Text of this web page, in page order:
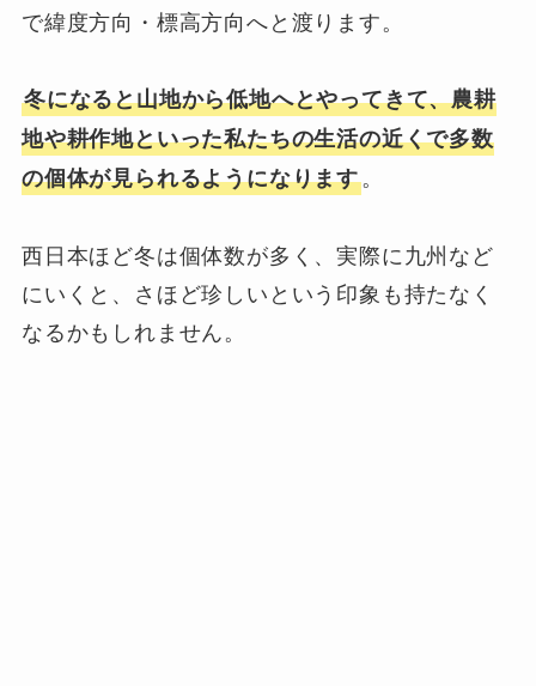
で緯度方向・標高方向へと渡ります。
冬になると山地から低地へとやってきて、農耕
地や耕作地といった私たちの生活の近くで多数
の個体が見られるようになります。
西日本ほど冬は個体数が多く、実際に九州など
にいくと、さほど珍しいという印象も持たなく
なるかもしれません。